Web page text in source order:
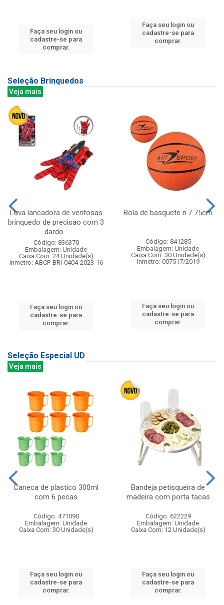
Faça seu login ou
cadastre-se para
comprar.
Faça seu login ou
cadastre-se para
comprar.
Seleção Brinquedos
Veja mais
Luva lancadora de ventosas
brinquedo de precisao com 3
dardo...
Código: 836370
Embalagem: Unidade
Caixa Com: 24 Unidade(s)
Inmetro: ABCP-BRI-0404-2023-16
Faça seu login ou
cadastre-se para
comprar.
Bola de basquete n.7 75cm
Código: 841285
Embalagem: Unidade
Caixa Com: 30 Unidade(s)
Inmetro: 007517/2019
Faça seu login ou
cadastre-se para
comprar.
Seleção Especial UD
Veja mais
Caneca de plastico 300ml
com 6 pecas
Código: 471090
Embalagem: Unidade
Caixa Com: 30 Unidade(s)
Faça seu login ou
cadastre-se para
comprar.
Bandeja petisqueira de
madeira com porta tacas
Código: 622229
Embalagem: Unidade
Caixa Com: 12 Unidade(s)
Faça seu login ou
cadastre-se para
comprar.